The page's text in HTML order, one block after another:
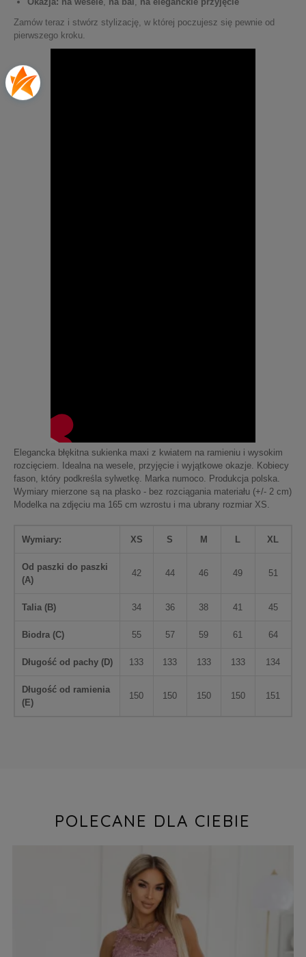
Zamów teraz i stwórz stylizację, w której poczujesz się pewnie od
pierwszego kroku.
Elegancka błękitna sukienka maxi z kwiatem na ramieniu i wysokim
rozcięciem. Idealna na wesele, przyjęcie i wyjątkowe okazje. Kobiecy
fason, który podkreśla sylwetkę. Marka numoco. Produkcja polska.
Wymiary mierzone są na płasko - bez rozciągania materiału (+/- 2 cm)
Modelka na zdjęciu ma 165 cm wzrostu i ma ubrany rozmiar XS.
Wymiary: XS S M L XL
Od paszki do paszki
(A)
42 44 46 49 51
Talia (B) 34 36 38 41 45
Biodra (C) 55 57 59 61 64
Długość od pachy (D) 133 133 133 133 134
Długość od ramienia
(E)
150 150 150 150 151
POLECANE DLA CIEBIE